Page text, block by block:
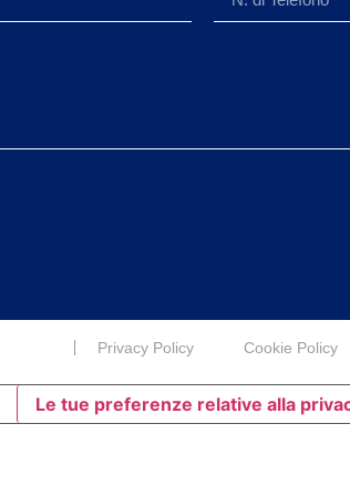
Privacy Policy Cookie Policy
Le tue preferenze relative alla